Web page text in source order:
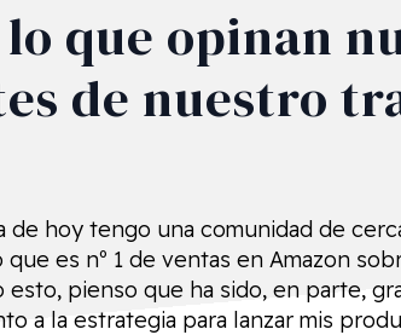
lo que opinan
de nuestro
de hoy tengo una comunidad de
que es nº 1 de ventas en Amazon
esto, pienso que ha sido, en parte,
a la estrategia para lanzar mis